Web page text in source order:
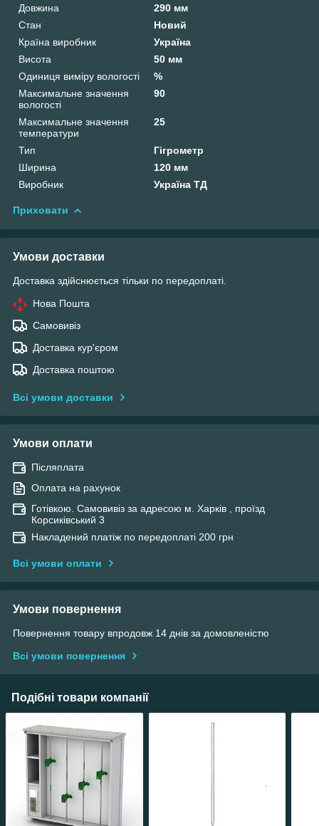
Довжина
290 мм
Стан
Новий
Країна виробник
Україна
Висота
50 мм
Одиниця виміру вологості
%
Максимальне значення
вологості
90
Максимальне значення
температури
25
Тип
Гігрометр
Ширина
120 мм
Виробник
Україна ТД
Приховати
Умови доставки
Доставка здійснюється тільки по передоплаті.
Нова Пошта
Самовивіз
Доставка кур'єром
Доставка поштою
Всі умови доставки
Умови оплати
Післяплата
Оплата на рахунок
Готівкою. Самовивіз за адресою м. Харків , проїзд
Корсиківський 3
Накладений платіж по передоплаті 200 грн
Всі умови оплати
Умови повернення
Повернення товару впродовж 14 днів за домовленістю
Всі умови повернення
Подібні товари компанії